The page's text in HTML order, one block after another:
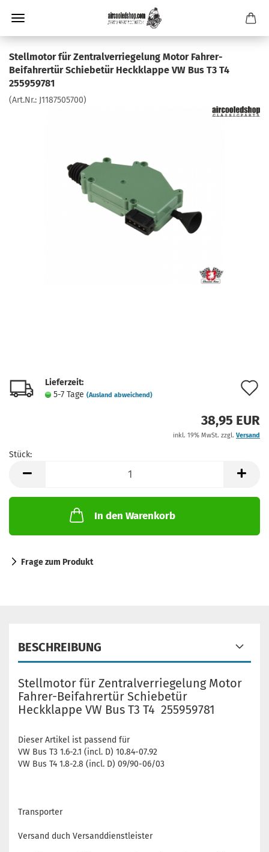
Stellmotor für Zentralverriegelung Motor Fahrer-
Beifahrertür Schiebetür Heckklappe VW Bus T3 T4
255959781
(Art.Nr.: J1187505700)
Lieferzeit:
5-7 Tage (Ausland abweichend)
38,95 EUR
inkl. 19% MwSt. zzgl. Versand
Stück:
In den Warenkorb
Frage zum Produkt
BESCHREIBUNG
Stellmotor für Zentralverriegelung Motor
Fahrer-Beifahrertür Schiebetür
Heckklappe VW Bus T3 T4 255959781
Dieser Artikel ist passend für
VW Bus T3 1.6-2.1 (incl. D) 10.84-07.92
VW Bus T4 1.8-2.8 (incl. D) 09/90-06/03
Transporter
Versand duch Versanddienstleister